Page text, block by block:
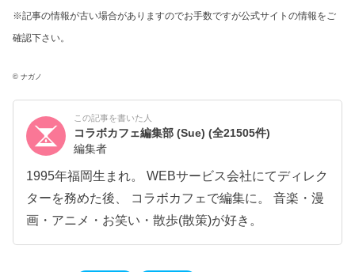
※記事の情報が古い場合がありますのでお手数ですが公式サイトの情報をご
確認下さい。
© ナガノ
この記事を書いた人
コラボカフェ編集部 (Sue)(全21505件)
編集者
1995年福岡生まれ。 WEBサービス会社にてディレク
ターを務めた後、 コラボカフェで編集に。 音楽・漫
画・アニメ・お笑い・散歩(散策)が好き。